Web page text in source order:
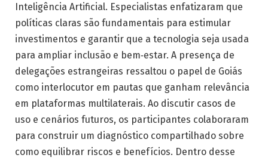
Inteligência Artificial. Especialistas enfatizaram que
políticas claras são fundamentais para estimular
investimentos e garantir que a tecnologia seja usada
para ampliar inclusão e bem‑estar. A presença de
delegações estrangeiras ressaltou o papel de Goiás
como interlocutor em pautas que ganham relevância
em plataformas multilaterais. Ao discutir casos de
uso e cenários futuros, os participantes colaboraram
para construir um diagnóstico compartilhado sobre
como equilibrar riscos e benefícios. Dentro desse